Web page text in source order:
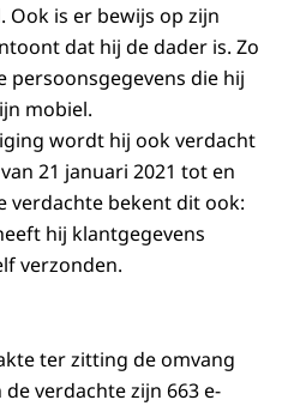
is er bewijs op zijn
dat hij de dader is. Zo
persoonsgegevens die hij
mobiel.
wordt hij ook verdacht
21 januari 2021 tot en
verdachte bekent dit ook:
hij klantgegevens
verzonden.
ter zitting de omvang
verdachte zijn 663 e-